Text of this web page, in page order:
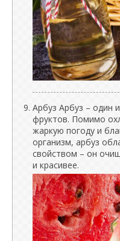
Арбуз Арбуз – один
фруктов. Помимо
жаркую погоду и
организм, арбуз
свойством – он
и красивее.